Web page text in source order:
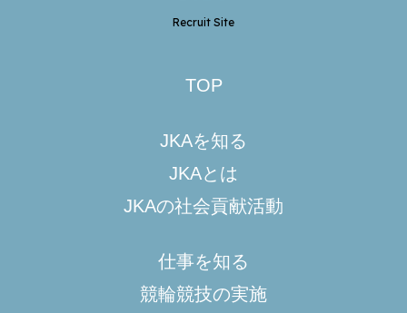
Recruit Site
TOP
JKAを知る
JKAとは
JKAの社会貢献活動
仕事を知る
競輪競技の実施